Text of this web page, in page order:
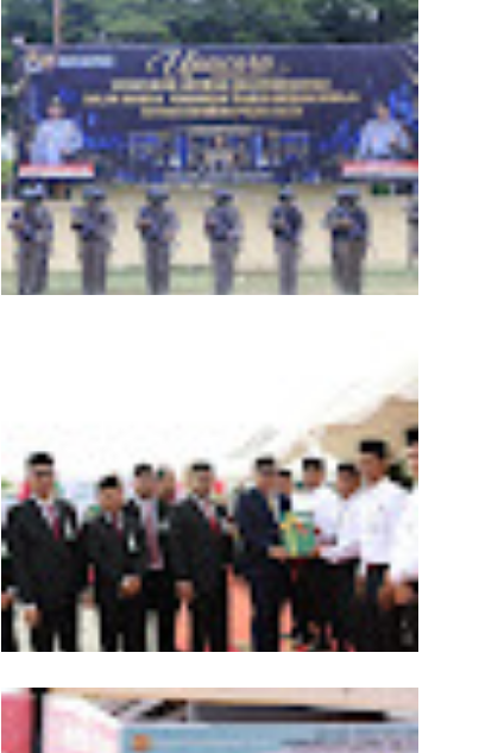
Kapolda Aceh Tutup Pembinaan Tradisi
dan Pembaretan 65 Bintara Remaja
Satbrimob Polda Aceh